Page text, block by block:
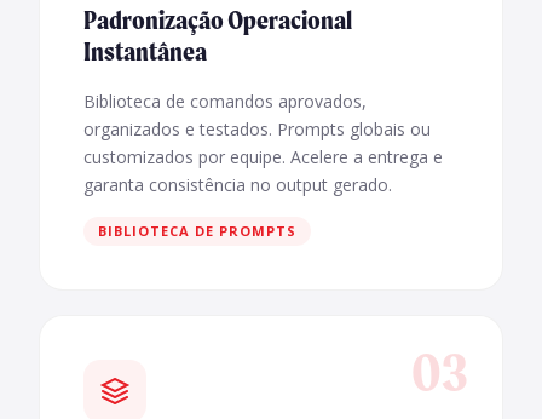
Padronização Operacional
Instantânea
Biblioteca de comandos aprovados,
organizados e testados. Prompts globais ou
customizados por equipe. Acelere a entrega e
garanta consistência no output gerado.
BIBLIOTECA DE PROMPTS
03